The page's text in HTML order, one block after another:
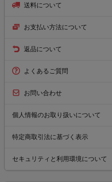
送料について
お支払い方法について
返品について
よくあるご質問
お問い合わせ
個人情報のお取り扱いについて
特定商取引法に基づく表示
セキュリティと利用環境について